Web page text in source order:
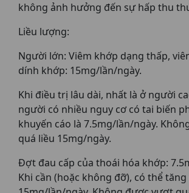
không ảnh hưởng đến sự hấp thu
Liều lượng:
Người lớn: Viêm khớp dạng thấp,
dính khớp: 15mg/lần/ngày.
Khi điều trị lâu dài, nhất là ở người
người có nhiều nguy cơ có tai biến
khuyến cáo là 7.5mg/lần/ngày.
quá liều 15mg/ngày.
Đợt đau cấp của thoái hóa khớp:
Khi cần (hoặc không đỡ), có thể